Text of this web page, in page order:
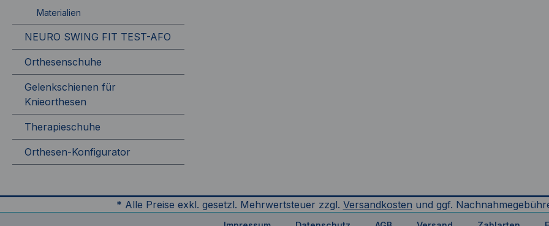
Materialien
NEURO SWING FIT TEST-AFO
Orthesenschuhe
Gelenkschienen für
Knieorthesen
Therapieschuhe
Orthesen-Konfigurator
* Alle Preise exkl. gesetzl. Mehrwertsteuer zzgl. Versandkosten und ggf.